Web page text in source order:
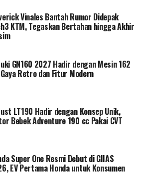
memantau perbedaan putaran
mengatur torsi mesin ketika
kehilangan traksi. Hasilnya,
halus dan ban belakang tidak
saat melewati jalan basah,
yang tidak rata.
di musim hujan. Dalam situasi
di jalan licin sering membuat
“ngesot” atau seperti ingin
Dengan HSTC, distribusi tenaga
Vinales Bantah Rumor Didepak
KTM, Tegaskan Bertahan hingga Akhir
GN160 2027 Hadir dengan Mesin 162
Retro dan Fitur Modern
LT190 Hadir dengan Konsep Unik,
Bebek Adventure 190 cc Pakai CVT
Super One Resmi Debut di GIIAS
EV Pertama Honda untuk Konsumen